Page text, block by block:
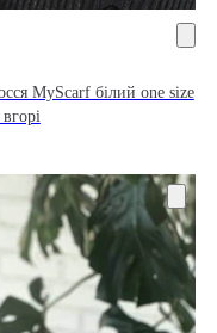
MyScarf білий one size